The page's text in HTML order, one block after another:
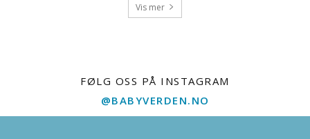
Vis mer
FØLG OSS PÅ INSTAGRAM
@BABYVERDEN.NO